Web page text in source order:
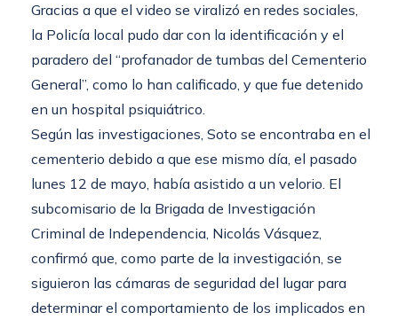
Gracias a que el video se viralizó en redes sociales,
la Policía local pudo dar con la identificación y el
paradero del “profanador de tumbas del Cementerio
General”, como lo han calificado, y que fue detenido
en un hospital psiquiátrico.
Según las investigaciones, Soto se encontraba en el
cementerio debido a que ese mismo día, el pasado
lunes 12 de mayo, había asistido a un velorio. El
subcomisario de la Brigada de Investigación
Criminal de Independencia, Nicolás Vásquez,
confirmó que, como parte de la investigación, se
siguieron las cámaras de seguridad del lugar para
determinar el comportamiento de los implicados en